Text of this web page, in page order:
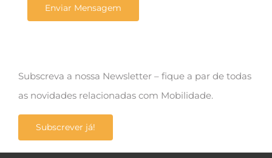
Subscreva a nossa Newsletter – fique a par de todas
as novidades relacionadas com Mobilidade.
Subscrever já!